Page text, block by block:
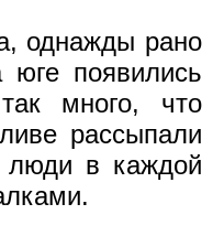
однажды рано
появились
много, что
рассыпали
люди в каждой